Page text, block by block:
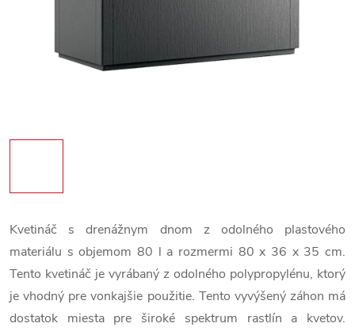
Kvetináč s drenážnym dnom z odolného plastového
materiálu s objemom 80 l a rozmermi 80 x 36 x 35 cm.
Tento kvetináč je vyrábaný z odolného polypropylénu, ktorý
je vhodný pre vonkajšie použitie. Tento vyvýšený záhon má
dostatok miesta pre široké spektrum rastlín a kvetov.